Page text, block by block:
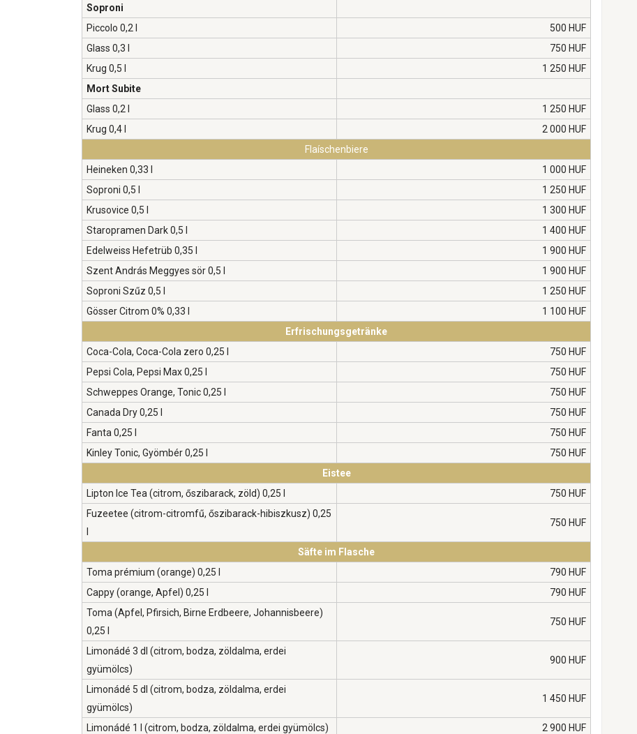
Soproni
Piccolo 0,2 l
500 HUF
Glass 0,3 l
750 HUF
Krug 0,5 l
1 250 HUF
Mort Subite
Glass 0,2 l
1 250 HUF
Krug 0,4 l
2 000 HUF
Flaíschenbiere
Heineken 0,33 l
1 000 HUF
Soproni 0,5 l
1 250 HUF
Krusovice 0,5 l
1 300 HUF
Staropramen Dark 0,5 l
1 400 HUF
Edelweiss Hefetrüb 0,35 l
1 900 HUF
Szent András Meggyes sör 0,5 l
1 900 HUF
Soproni Szűz 0,5 l
1 250 HUF
Gösser Citrom 0% 0,33 l
1 100 HUF
Erfrischungsgetränke
Coca-Cola, Coca-Cola zero 0,25 l
750 HUF
Pepsi Cola, Pepsi Max 0,25 l
750 HUF
Schweppes Orange, Tonic 0,25 l
750 HUF
Canada Dry 0,25 l
750 HUF
Fanta 0,25 l
750 HUF
Kinley Tonic, Gyömbér 0,25 l
750 HUF
Eistee
Lipton Ice Tea (citrom, őszibarack, zöld) 0,25 l
750 HUF
Fuzeetee (citrom-citromfű, őszibarack-hibiszkusz) 0,25
750 HUF
Säfte im Flasche
Toma prémium (orange) 0,25 l
790 HUF
Cappy (orange, Apfel) 0,25 l
790 HUF
Toma (Apfel, Pfirsich, Birne Erdbeere, Johannisbeere)
0,25 l
750 HUF
Limonádé 3 dl (citrom, bodza, zöldalma, erdei
gyümölcs)
900 HUF
Limonádé 5 dl (citrom, bodza, zöldalma, erdei
gyümölcs)
1 450 HUF
Limonádé 1 l (citrom, bodza, zöldalma, erdei gyümölcs) 2 900 HUF